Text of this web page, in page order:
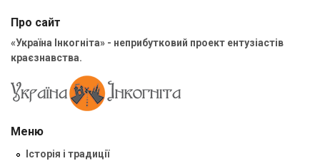
Про сайт
«Україна Інкогніта» - неприбутковий проект ентузіастів
краєзнавства.
Меню
Історія і традиції